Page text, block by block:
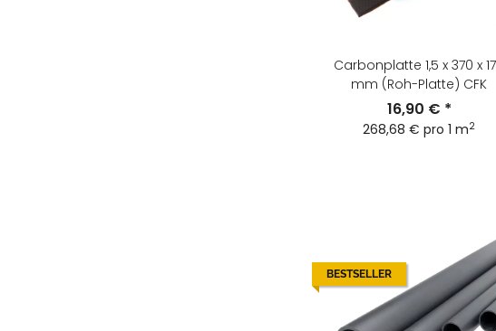
Carbonplatte 1,5 x 370 x
mm (Roh-Platte) CFK
16,90 € *
268,68 € pro 1 m2
BESTSELLER